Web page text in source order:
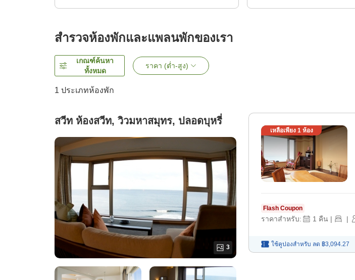
สำรวจห้องพักและแพลนพักของเรา
เกณฑ์ค้นหา
ทั้งหมด
ราคา (ต่ำ-สูง)
1 ประเภทห้องพัก
สวีท ห้องสวีท, วิวมหาสมุทร, ปลอดบุหรี่
3
เหลือเพียง 1ห้อง
Flash Coupon
ราคาสำหรับ: 1 คืน | |
ใช้คูปองสำหรับ ลด ฿3,094.27